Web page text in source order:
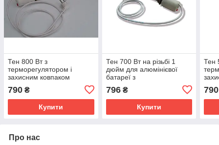
Тен 800 Вт з
терморегулятором і
захисним ковпаком
батареї
790 ₴
Купити
Тен 700 Вт на різьбі 1
дюйм для алюмінієвої
батареї з
захисним ковпаком
796₴
Купити
Тен
790
Про нас